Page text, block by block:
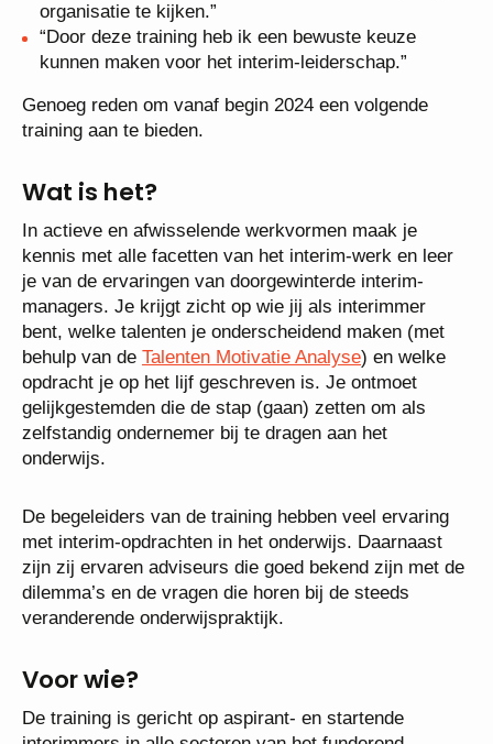
organisatie te kijken.”
“Door deze training heb ik een bewuste keuze
kunnen maken voor het interim-leiderschap.”
Genoeg reden om vanaf begin 2024 een volgende
training aan te bieden.
Wat is het?
In actieve en afwisselende werkvormen maak je
kennis met alle facetten van het interim-werk en leer
je van de ervaringen van doorgewinterde interim-
managers. Je krijgt zicht op wie jij als interimmer
bent, welke talenten je onderscheidend maken (met
behulp van de Talenten Motivatie Analyse) en welke
opdracht je op het lijf geschreven is. Je ontmoet
gelijkgestemden die de stap (gaan) zetten om als
zelfstandig ondernemer bij te dragen aan het
onderwijs.
De begeleiders van de training hebben veel ervaring
met interim-opdrachten in het onderwijs. Daarnaast
zijn zij ervaren adviseurs die goed bekend zijn met de
dilemma’s en de vragen die horen bij de steeds
veranderende onderwijspraktijk.
Voor wie?
De training is gericht op aspirant- en startende